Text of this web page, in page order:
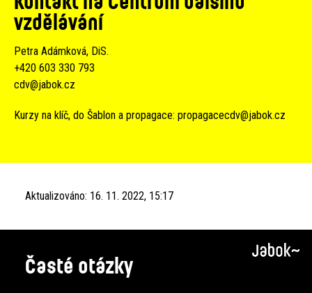
vzdělávání
Petra Adámková, DiS.
+420 603 330 793
cdv@jabok.cz
Kurzy na klíč, do Šablon a propagace: propagacecdv@jabok.cz
Aktualizováno: 16. 11. 2022, 15:17
Časté otázky